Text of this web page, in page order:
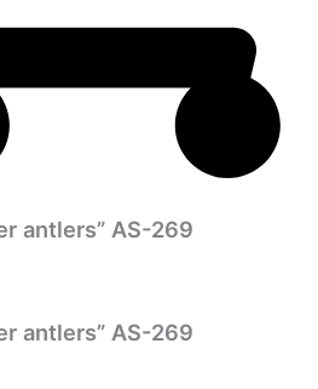
antlers” AS-269
antlers” AS-269